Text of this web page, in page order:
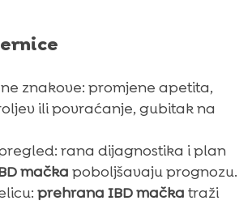
znakove: promjene apetita,
ili povraćanje, gubitak na
rana dijagnostika i plan
mačka poboljšavaju prognozu.
prehrana IBD mačka traži